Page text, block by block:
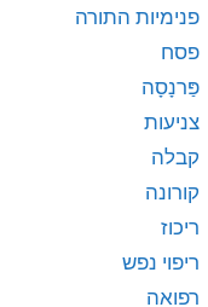
פנימיות התורה
פסח
פַּרנָסָה
צניעות
קבלה
קורונה
ריכוז
ריפוי נפש
רפואה